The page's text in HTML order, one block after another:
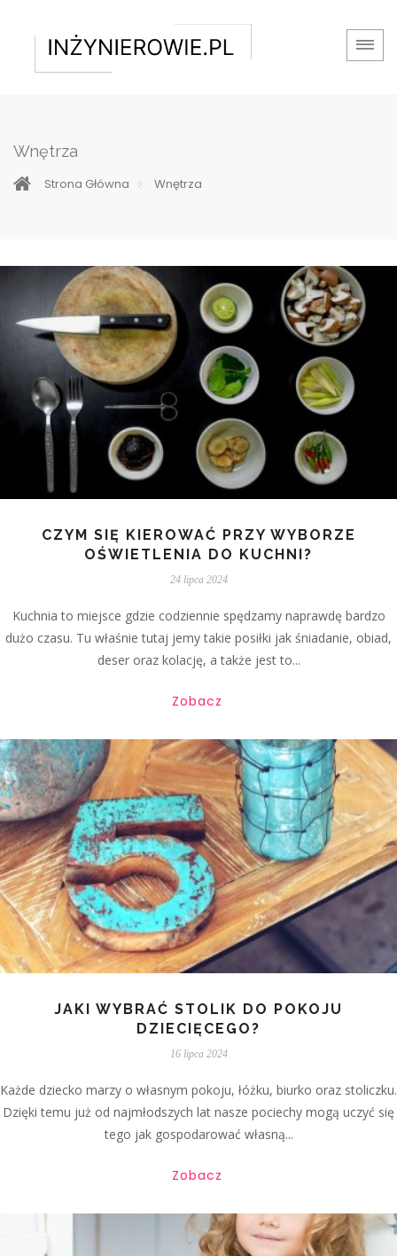
Wnętrza
Strona Główna Wnętrza
CZYM SIĘ KIEROWAĆ PRZY WYBORZE
OŚWIETLENIA DO KUCHNI?
24 lipca 2024
Kuchnia to miejsce gdzie codziennie spędzamy naprawdę bardzo
dużo czasu. Tu właśnie tutaj jemy takie posiłki jak śniadanie, obiad,
deser oraz kolację, a także jest to...
Zobacz
JAKI WYBRAĆ STOLIK DO POKOJU
DZIECIĘCEGO?
16 lipca 2024
Każde dziecko marzy o własnym pokoju, łóżku, biurko oraz stoliczku.
Dzięki temu już od najmłodszych lat nasze pociechy mogą uczyć się
tego jak gospodarować własną...
Zobacz